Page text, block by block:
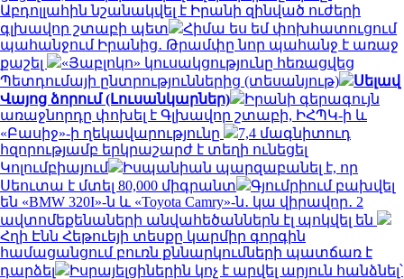
Աբդոլլահին նշանակվել է Իրանի զինված ուժերի
գլխավոր շտաբի պետ
Հիմա ես եմ փոխհատուցում
պահանջում Իրանից․ Թրամփը նոր պահանջ է առաջ
քաշել
«Յաբլոկո» կուսակցությունը հեռացվեց
Պետդումայի ընտրություններից (տեսանյութ)
Սելավ
Վայոց ձորում (Լուսանկարներ)
Իրանի գերագույն
առաջնորդը փոխել է Գլխավոր շտաբի, ԻՀՊԿ-ի և
«Բասիջ»-ի ղեկավարությունը
7,4 մագնիտուդ
հզորությամբ երկրաշարժ է տեղի ունեցել
Կոլումբիայում
Իսպանիան պարզաբանել է, որ
Սեուտա է մտել 80,000 միգրանտ
Գյումրիում բախվել
են «BMW 320I»-ն և «Toyota Camry»-ն․ կա վիրավոր․ 2
ավտոմեքենաների անվահեծաններն էլ պոկվել են
Հղի Էնն Հեթուեյի տեսքը կարմիր գորգին
համացանցում բուռն քննարկումների պատճառ է
դարձել
Իսրայելցիներին կոչ է արվել արյուն հանձնել՝